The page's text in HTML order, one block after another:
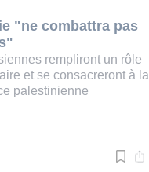
"ne combattra pas
rempliront un rôle
et se consacreront à la
palestinienne